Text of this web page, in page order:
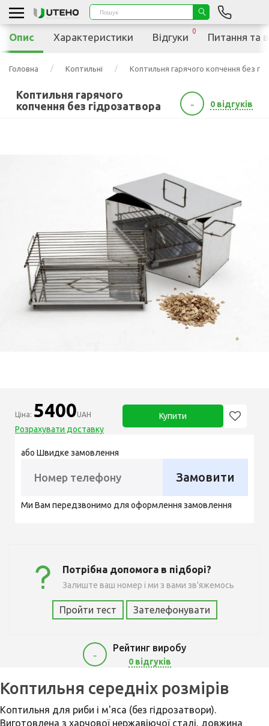
Головна Коптильні Коптильня гарячого копчення без
Коптильня гарячого
копчення без гідрозатвора
- 0 відгуків
Ціна: 5400UAH
Розрахувати доставку
Купити
або Швидке замовлення
Замовити
Ми Вам передзвонимо для оформлення замовлення
Потрібна допомога в підборі?
Залиште ваш номер і ми з вами зв'яжемось
Пройти тест Зателефонувати
-
Рейтинг виробу
0 відгуків
5400
Опис Характеристики Відгуки
0
Питання та
Коптильня середніх розмірів
Коптильня для риби і м'яса (без гідрозатвори).
Виготовлена ​​з харчової нержавіючої сталі, довжина